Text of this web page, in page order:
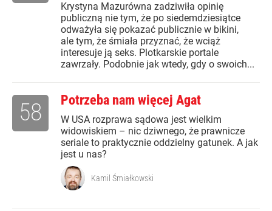
Krystyna Mazurówna zadziwiła opinię
publiczną nie tym, że po siedemdziesiątce
odważyła się pokazać publicznie w bikini,
ale tym, że śmiała przyznać, że wciąż
interesuje ją seks. Plotkarskie portale
zawrzały. Podobnie jak wtedy, gdy o swoich...
Potrzeba nam więcej Agat
W USA rozprawa sądowa jest wielkim
widowiskiem – nic dziwnego, że prawnicze
seriale to praktycznie oddzielny gatunek. A jak
jest u nas?
58
Kamil Śmiałkowski